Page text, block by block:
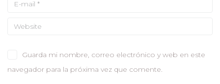
Guarda mi nombre, correo electrónico y web en este
navegador para la próxima vez que comente.